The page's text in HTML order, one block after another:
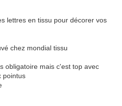
lettres en tissu pour décorer vos
chez mondial tissu
mais c'est top avec